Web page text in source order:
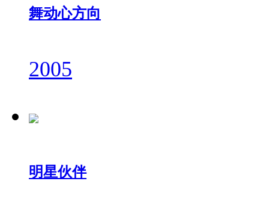
舞动心方向
2005
明星伙伴